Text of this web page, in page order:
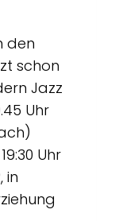
den
schon
Jazz
Uhr
Uhr
in